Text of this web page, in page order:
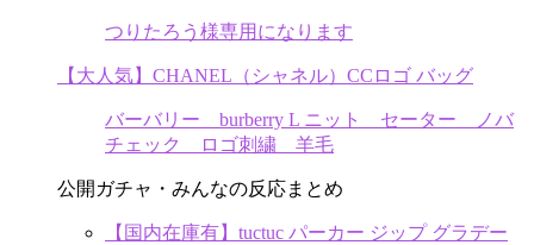
つりたろう様専用になります
【大人気】CHANEL（シャネル）CCロゴ バッグ
バーバリー burberry L ニット セーター ノバ
チェック ロゴ刺繍 羊毛
公開ガチャ・みんなの反応まとめ
【国内在庫有】tuctuc パーカー ジップ グラデー